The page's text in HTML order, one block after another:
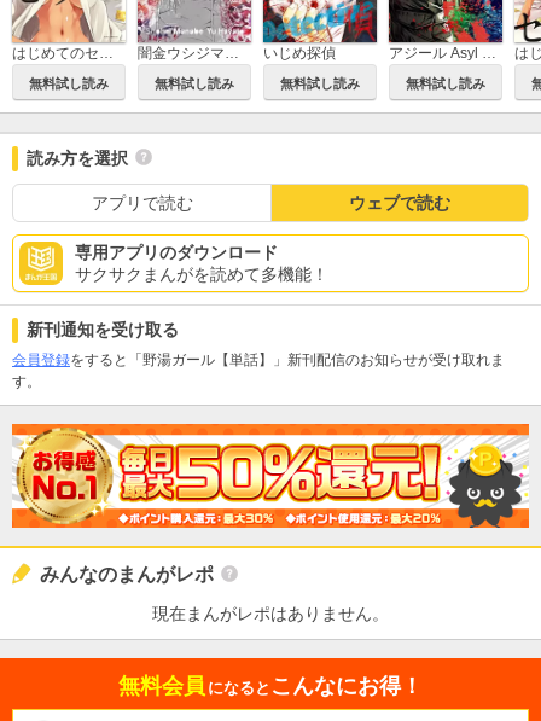
はじめてのセフレ
無料試し読み
闇金ウシジマくん外伝 肉蝮伝説
無料試し読み
いじめ探偵
無料試し読み
アジール Asyl ～復讐の裏社会半グレ狩り～
無料試し読み
読み方を選択
アプリで読む ウェブで読む
専用アプリのダウンロード
サクサクまんがを読めて多機能！
新刊通知を受け取る
会員登録をすると「野湯ガール【単話】」新刊配信のお知らせが受け取れま
す。
みんなのまんがレポ
現在まんがレポはありません。
無料会員 になると こんなにお得！